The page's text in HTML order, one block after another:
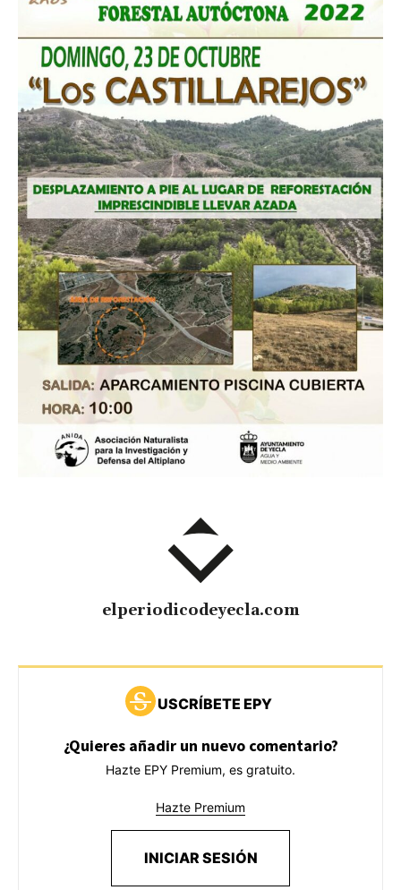
elperiodicodeyecla.com
USCRÍBETE EPY
¿Quieres añadir un nuevo comentario?
Hazte EPY Premium, es gratuito.
Hazte Premium
INICIAR SESIÓN